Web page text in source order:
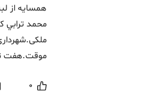
همسایه از
محمد ترابي
موقت.هفت
0